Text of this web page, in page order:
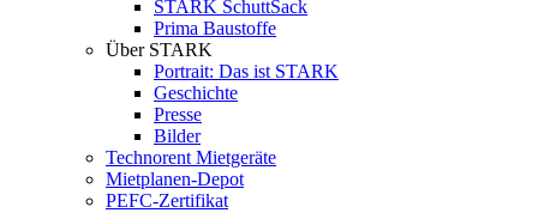
STARK SchuttSack
Prima Baustoffe
Über STARK
Portrait: Das ist STARK
Geschichte
Presse
Bilder
Technorent Mietgeräte
Mietplanen-Depot
PEFC-Zertifikat